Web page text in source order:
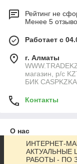
Рейтинг не
Менее 5
Работает с
г. Алматы
магазин, р/с
БИК
Контакты
О нас
Контакты
ИНТЕРНЕТ-
АКТУАЛЬНЫЕ
РАБОТЫ - ПО